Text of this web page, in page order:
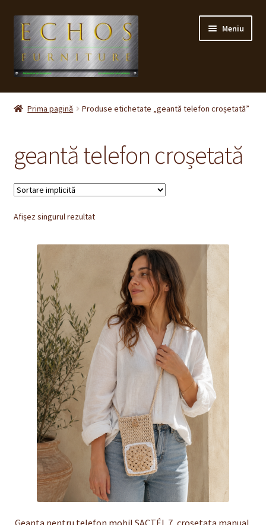
Sari
navigare
Sari
conținut
Meniu
Prima pagină
Contul meu
Coș
Cum cumpăr ?
Despre noi
Finalizare
Livrare
Politică de Confidențialitate cu privire la prelucrarea
datelor cu caracter personal
Politica de cookie-uri
Politica de rambursari si returnari
Recenzii
Prima pagină Produse etichetate „geantă telefon croșetată”
geantă telefon croșetată
Afișez singurul rezultat